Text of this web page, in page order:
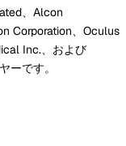
、Alcon
Corporation、Oculus
Inc.、および
ーです。